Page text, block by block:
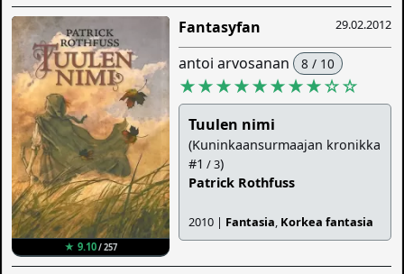
★ 9.10/ 257
29.02.2012
Fantasyfan
antoi arvosanan 8 / 10
★★★★★★★★☆☆
Tuulen nimi
(Kuninkaansurmaajan kronikka
#1 / 3)
Patrick Rothfuss
2010 | Fantasia, Korkea fantasia